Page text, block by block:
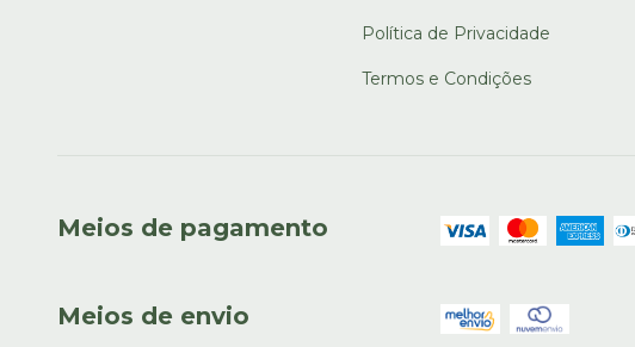
Política de Privacidade
Termos e Condições
Meios de pagamento
Meios de envio